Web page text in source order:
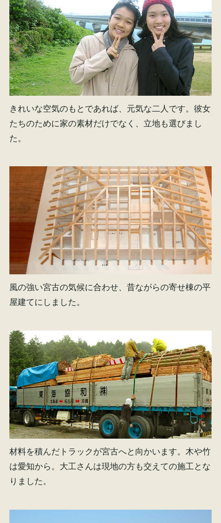
きれいな空気のもとであれば、元気な二人です。彼女
たちのために家の素材だけでなく、立地も選びまし
た。
風の強い宮古の気候に合わせ、昔ながらの寄せ棟の平
屋建てにしました。
材料を積んだトラックが宮古へと向かいます。木や竹
は愛知から。大工さんは現地の方も交えての施工とな
りました。